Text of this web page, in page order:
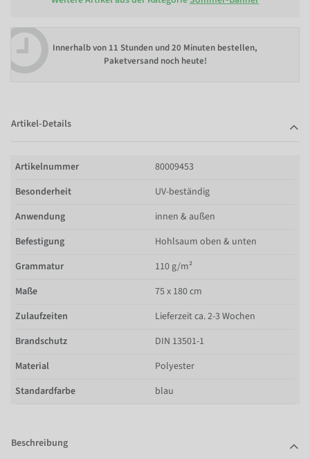
Innerhalb von 11 Stunden und 20 Minuten bestellen,
Paketversand noch heute!
Artikel-Details
Artikelnummer
80009453
Besonderheit
UV-beständig
Anwendung
innen & außen
Befestigung
Hohlsaum oben & unten
Grammatur
110 g/m²
Maße
75 x 180 cm
Zulaufzeiten
Lieferzeit ca. 2-3 Wochen
Brandschutz
DIN 13501-1
Material
Polyester
Standardfarbe
blau
Beschreibung